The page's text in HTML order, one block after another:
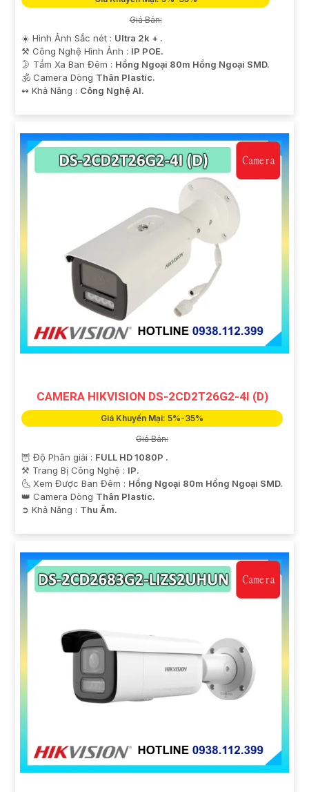
Giá Bán:
☀️ Hình Ảnh Sắc nét : Ultra 2k + .
⚒ Công Nghệ Hình Ảnh : IP POE.
🌛 Tầm Xa Ban Đêm : Hồng Ngoại 80m Hồng Ngoại SMD.
🕉️ Camera Dòng Thân Plastic.
️↭ Khả Năng : Công Nghệ AI.
CAMERA HIKVISION DS-2CD2T26G2-4I (D)
Giá Khuyến Mại: 5%-35%
Giá Bán:
🦉 Độ Phân giải : FULL HD 1080P .
⚒ Trang Bị Công Nghệ : IP.
🌜 Xem Được Ban Đêm : Hồng Ngoại 80m Hồng Ngoại SMD.
👑 Camera Dòng Thân Plastic.
️➲ Khả Năng : Thu Âm.